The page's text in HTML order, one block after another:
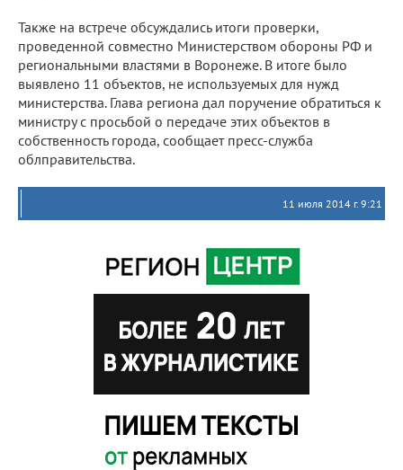
Также на встрече обсуждались итоги проверки,
проведенной совместно Министерством обороны РФ и
региональными властями в Воронеже. В итоге было
выявлено 11 объектов, не используемых для нужд
министерства. Глава региона дал поручение обратиться к
министру с просьбой о передаче этих объектов в
собственность города, сообщает пресс-служба
облправительства.
11 июля 2014 г. 9:21